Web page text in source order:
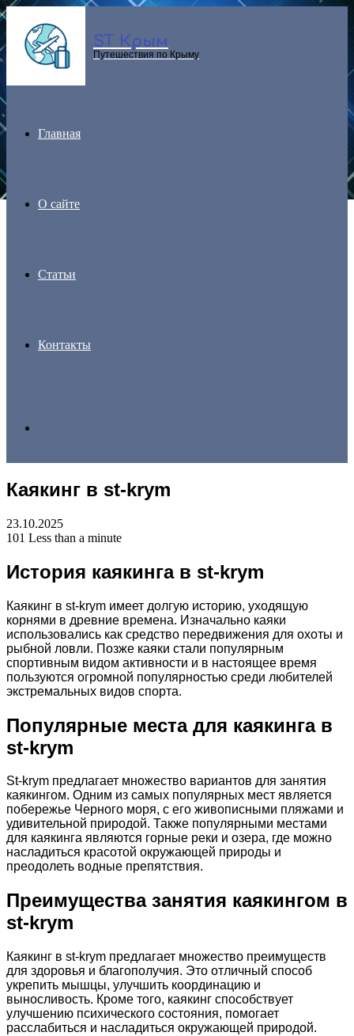
Menu ST Крым
Путешествия по Крыму
Главная
О сайте
Статьи
Контакты
for
Каякинг в st-krym
23.10.2025
101 Less than a minute
История каякинга в st-krym
Каякинг в st-krym имеет долгую историю, уходящую
корнями в древние времена. Изначально каяки
использовались как средство передвижения для охоты и
рыбной ловли. Позже каяки стали популярным
спортивным видом активности и в настоящее время
пользуются огромной популярностью среди любителей
экстремальных видов спорта.
Популярные места для каякинга в
st-krym
St-krym предлагает множество вариантов для занятия
каякингом. Одним из самых популярных мест является
побережье Черного моря, с его живописными пляжами и
удивительной природой. Также популярными местами
для каякинга являются горные реки и озера, где можно
насладиться красотой окружающей природы и
преодолеть водные препятствия.
Преимущества занятия каякингом в
st-krym
Каякинг в st-krym предлагает множество преимуществ
для здоровья и благополучия. Это отличный способ
укрепить мышцы, улучшить координацию и
выносливость. Кроме того, каякинг способствует
улучшению психического состояния, помогает
расслабиться и насладиться окружающей природой.